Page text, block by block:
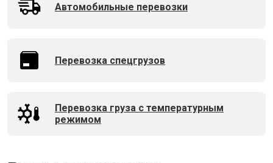
Автомобильные перевозки
Перевозка спецгрузов
Перевозка груза с температурным
режимом